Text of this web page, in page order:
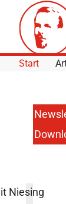
Skip to
Start
Niesing